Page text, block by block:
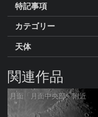
特記事項
カテゴリー
天体
関連作品
月面「月面中央部」附近